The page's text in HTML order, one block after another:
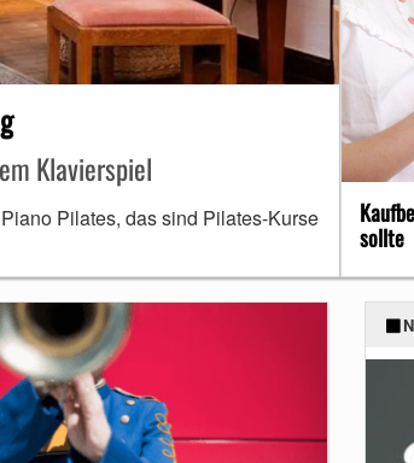
Klavierspiel
Pilates, das sind Pilates-Kurse
sollte